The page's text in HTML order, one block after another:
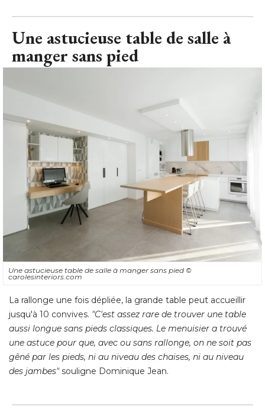
Une astucieuse table de salle à
manger sans pied
Une astucieuse table de salle à manger sans pied ©
carolesinteriors.com
La rallonge une fois dépliée, la grande table peut accueillir
jusqu'à 10 convives. "C'est assez rare de trouver une table
aussi longue sans pieds classiques. Le menuisier a trouvé
une astuce pour que, avec ou sans rallonge, on ne soit pas
gêné par les pieds, ni au niveau des chaises, ni au niveau
des jambes" souligne Dominique Jean.